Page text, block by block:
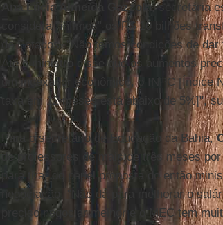
Ana Lúcia Almeida Gazzola, secretária
considera "ínfimos" os R$ 10 bilhões
de Estados. "Não temos condições de
Até o ministro disse que os aumentos
um indexador econômico, o INPC [Índice
taxa em 12 meses está abaixo de 5%]",
Para o secretário de Educação da Bahia,
de professores de mais de três meses
para tirar do papel proposta do então
negociação. "Não dá para melhorar o
preciso negociar melhor e o MEC tem